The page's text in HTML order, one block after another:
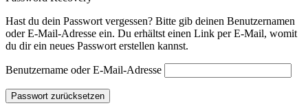
Hast du dein Passwort vergessen? Bitte gib deinen Benutzernamen
oder E-Mail-Adresse ein. Du erhältst einen Link per E-Mail, womit
du dir ein neues Passwort erstellen kannst.
Benutzername oder E-Mail-Adresse
Passwort zurücksetzen